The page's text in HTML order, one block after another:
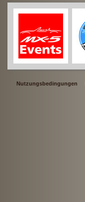
Nutzungsbedingungen